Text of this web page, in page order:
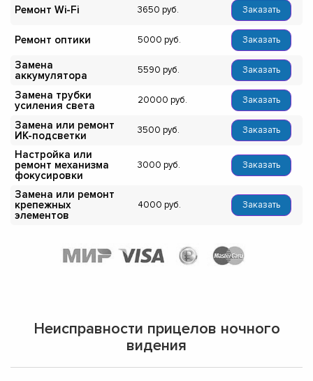
Ремонт Wi-Fi 3650 Заказать
Ремонт оптики 5000 Заказать
Замена
аккумулятора
5590 Заказать
Замена трубки
усиления света
20000 Заказать
Замена или ремонт
ИК-подсветки
3500 Заказать
Настройка или
ремонт механизма
фокусировки
3000 Заказать
Замена или ремонт
крепежных
элементов
4000 Заказать
Неисправности прицелов ночного
видения